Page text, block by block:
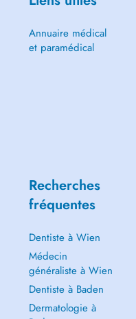
Annuaire médical
et paramédical
Recherches
fréquentes
Dentiste à Wien
Médecin
généraliste à Wien
Dentiste à Baden
Dermatologie à